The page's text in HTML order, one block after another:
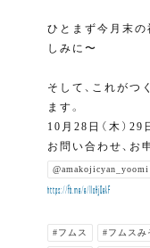
ひとまず今月末
しみに〜
そして、これがつ
ます。
10月28日（木）29
お問い合わせ、お
@amakojicyan_yoomi
https://fb.me/e/1IoHjQekF
#フムス #フムスみ